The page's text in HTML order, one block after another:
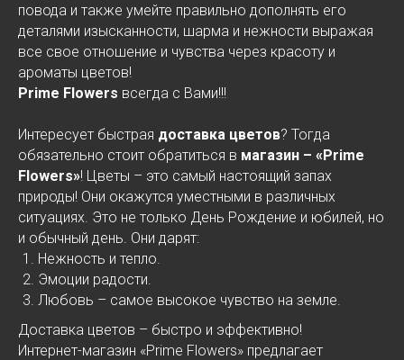
повода и также умейте правильно дополнять его
деталями изысканности, шарма и нежности выражая
все свое отношение и чувства через красоту и
ароматы цветов!
Prime Flowers всегда с Вами!!!
Интересует быстрая доставка цветов? Тогда
обязательно стоит обратиться в магазин – «Prime
Flowers»! Цветы – это самый настоящий запах
природы! Они окажутся уместными в различных
ситуациях. Это не только День Рождение и юбилей, но
и обычный день. Они дарят:
Нежность и тепло.
Эмоции радости.
Любовь – самое высокое чувство на земле.
Доставка цветов – быстро и эффективно!
Интернет-магазин «Prime Flowers» предлагает